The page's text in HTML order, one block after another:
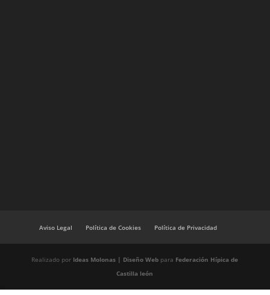
Aviso Legal Política de Cookies Política de Privacidad
Realizado por Ideas Molonas | Diseño Web para Federación Hípica de
Castilla león